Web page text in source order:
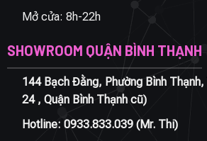
Mở cửa: 8h-22h
SHOWROOM QUẬN BÌNH THẠNH
144 Bạch Đằng, Phường Bình
24 , Quận Bình Thạnh cũ)
Hotline: 0933.833.039(Mr. Thi)